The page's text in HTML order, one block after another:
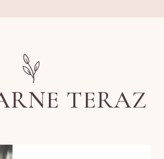
TERAZ